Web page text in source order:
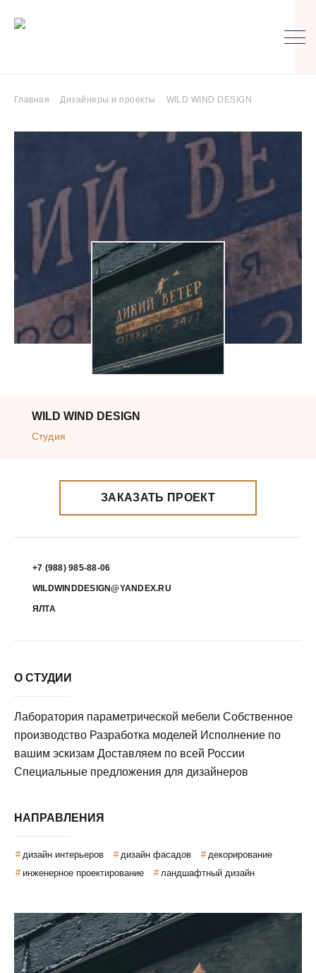
Главная Дизайнеры и проекты WILD WIND DESIGN
WILD WIND DESIGN
Студия
ЗАКАЗАТЬ ПРОЕКТ
+7 (988) 985-88-06
WILDWINDDESIGN@YANDEX.RU
ЯЛТА
О СТУДИИ
Лаборатория параметрической мебели Собственное
производство Разработка моделей Исполнение по
вашим эскизам Доставляем по всей России
Специальные предложения для дизайнеров
НАПРАВЛЕНИЯ
дизайн интерьеров дизайн фасадов
декорирование
инженерное проектирование
ландшафтный дизайн